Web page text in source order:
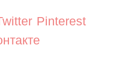
Pinterest